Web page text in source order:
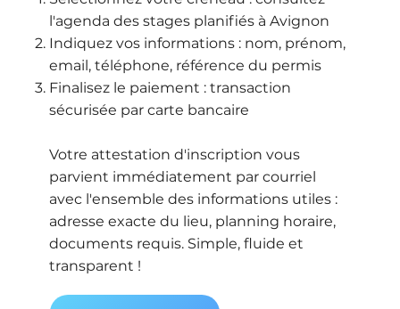
l'agenda des stages planifiés à Avignon
Indiquez vos informations : nom, prénom,
email, téléphone, référence du permis
Finalisez le paiement : transaction
sécurisée par carte bancaire
Votre attestation d'inscription vous
parvient immédiatement par courriel
avec l'ensemble des informations utiles :
adresse exacte du lieu, planning horaire,
documents requis. Simple, fluide et
transparent !